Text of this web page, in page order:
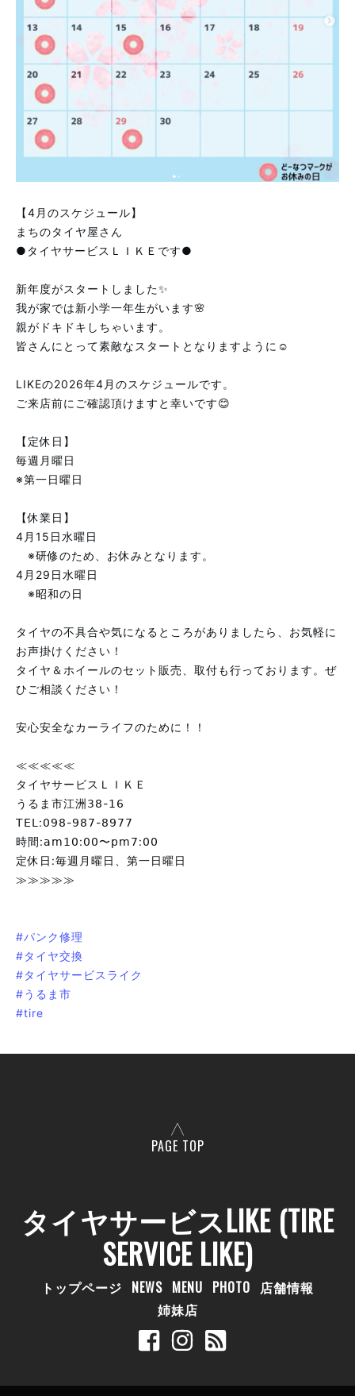
【4月のスケジュール】
まちのタイヤ屋さん
●タイヤサービスＬＩＫＥです●
新年度がスタートしました✨
我が家では新小学一年生がいます🌸
親がドキドキしちゃいます。
皆さんにとって素敵なスタートとなりますように☺️
LIKEの2026年4月のスケジュールです。
ご来店前にご確認頂けますと幸いです😊
【定休日】
毎週月曜日
※第一日曜日
【休業日】
4月15日水曜日
※研修のため、お休みとなります。
4月29日水曜日
※昭和の日
タイヤの不具合や気になるところがありましたら、お気軽に
お声掛けください！
タイヤ＆ホイールのセット販売、取付も行っております。ぜ
ひご相談ください！
安心安全なカーライフのために！！
≪≪≪≪≪
タイヤサービスＬＩＫＥ
うるま市江洲𝟥𝟪-𝟣𝟨
𝖳𝖤𝖫:𝟢𝟫𝟪-𝟫𝟪𝟩-𝟪𝟫𝟩𝟩
時間:𝖺𝗆𝟣𝟢:𝟢𝟢〜𝗉𝗆𝟩:𝟢𝟢
定休日:毎週月曜日、第一日曜日
≫≫≫≫≫
#パンク修理
#タイヤ交換
#タイヤサービスライク
#うるま市
#tire
PAGE TOP
タイヤサービスLIKE (TIRE
SERVICE LIKE)
トップページ NEWS MENU PHOTO 店舗情報
姉妹店